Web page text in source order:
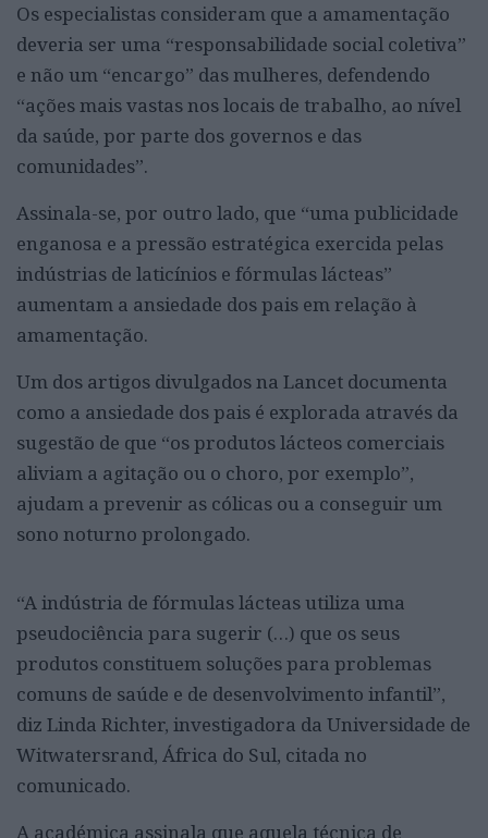
Os especialistas consideram que a amamentação
deveria ser uma “responsabilidade social coletiva”
e não um “encargo” das mulheres, defendendo
“ações mais vastas nos locais de trabalho, ao nível
da saúde, por parte dos governos e das
comunidades”.
Assinala-se, por outro lado, que “uma publicidade
enganosa e a pressão estratégica exercida pelas
indústrias de laticínios e fórmulas lácteas”
aumentam a ansiedade dos pais em relação à
amamentação.
Um dos artigos divulgados na Lancet documenta
como a ansiedade dos pais é explorada através da
sugestão de que “os produtos lácteos comerciais
aliviam a agitação ou o choro, por exemplo”,
ajudam a prevenir as cólicas ou a conseguir um
sono noturno prolongado.
“A indústria de fórmulas lácteas utiliza uma
pseudociência para sugerir (…) que os seus
produtos constituem soluções para problemas
comuns de saúde e de desenvolvimento infantil”,
diz Linda Richter, investigadora da Universidade de
Witwatersrand, África do Sul, citada no
comunicado.
A académica assinala que aquela técnica de